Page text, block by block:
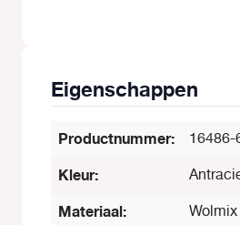
Eigenschappen
Productnummer:
Kleur:
Materiaal: Wolmix